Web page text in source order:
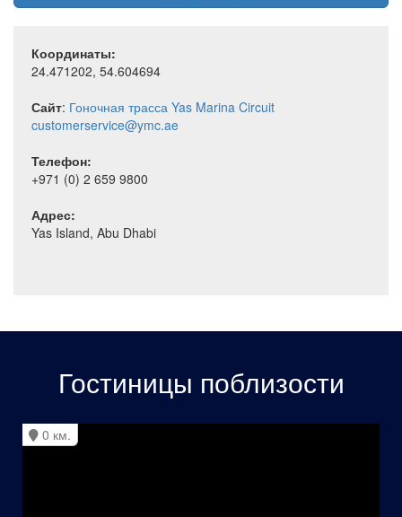
Координаты:
24.471202, 54.604694
Сайт: Гоночная трасса Yas Marina Circuit
customerservice@ymc.ae
Телефон:
+971 (0) 2 659 9800
Адрес:
Yas Island, Abu Dhabi
Гостиницы поблизости
0 км.